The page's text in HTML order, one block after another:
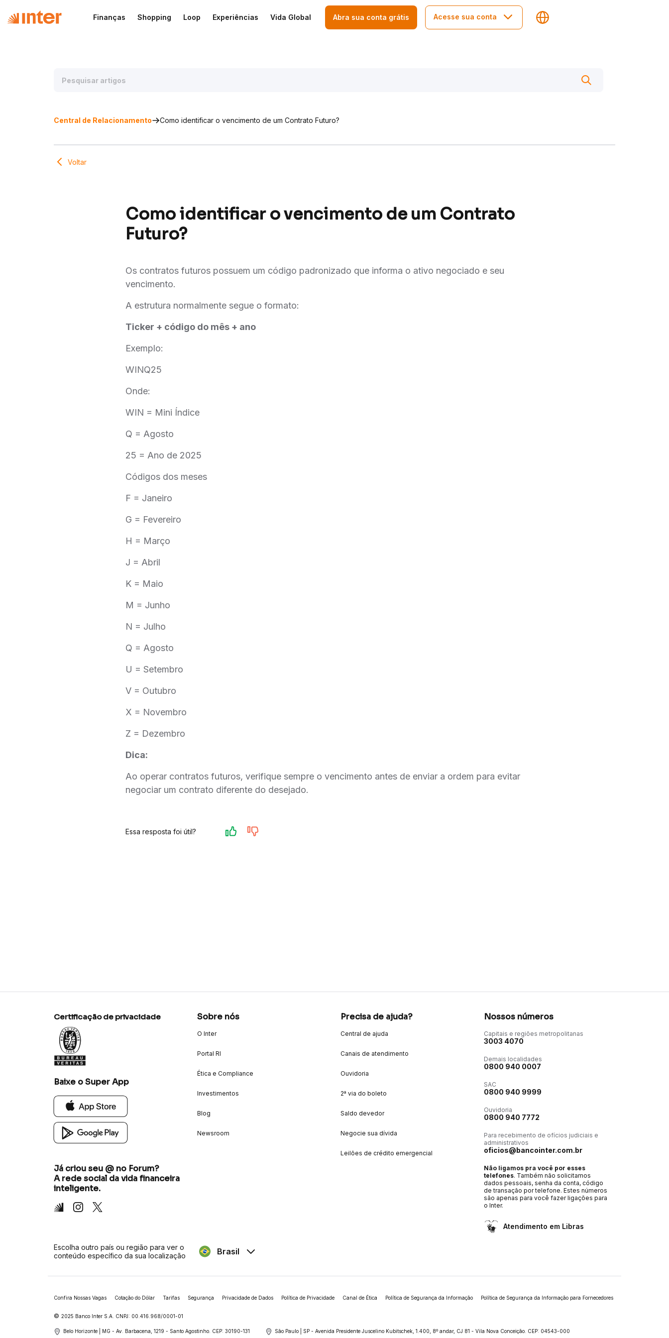
Finanças Shopping Loop Experiências Vida Global Abra sua conta grátis Acesse sua conta
Central de Relacionamento Como identificar o vencimento de um Contrato Futuro?
Voltar
Como identificar o vencimento de um Contrato
Futuro?
Os contratos futuros possuem um código padronizado que informa o ativo negociado e seu
vencimento.
A estrutura normalmente segue o formato:
Ticker + código do mês + ano
Exemplo:
WINQ25
Onde:
WIN = Mini Índice
Q = Agosto
25 = Ano de 2025
Códigos dos meses
F = Janeiro
G = Fevereiro
H = Março
J = Abril
K = Maio
M = Junho
N = Julho
Q = Agosto
U = Setembro
V = Outubro
X = Novembro
Z = Dezembro
Dica:
Ao operar contratos futuros, verifique sempre o vencimento antes de enviar a ordem para evitar
negociar um contrato diferente do desejado.
Essa resposta foi útil?
Certificação de privacidade
Baixe o Super App
Já criou seu @ no Forum?
A rede social da vida financeira
inteligente.
Inter Instagram
X
Sobre nós
O Inter
Portal RI
Ética e Compliance
Investimentos
Blog
Newsroom
Precisa de ajuda?
Central de ajuda
Canais de atendimento
Ouvidoria
2ª via do boleto
Saldo devedor
Negocie sua dívida
Leilões de crédito emergencial
Nossos números
Capitais e regiões metropolitanas
3003 4070
Demais localidades
0800 940 0007
SAC
0800 940 9999
Ouvidoria
0800 940 7772
Para recebimento de ofícios judiciais e
administrativos
oficios@bancointer.com.br
Não ligamos pra você por esses
telefones. Também não solicitamos
dados pessoais, senha da conta, código
de transação por telefone. Estes números
são apenas para você fazer ligações para
o Inter.
Atendimento em Libras
Escolha outro país ou região para ver o
conteúdo específico da sua localização
Brasil
Confira Nossas Vagas Cotação do Dólar Tarifas Segurança Privacidade de Dados Política de Privacidade Canal de Ética Política de Segurança da Informação Política de Segurança da Informação para Fornecedores
© 2025 Banco Inter S.A. CNPJ: 00.416.968/0001-01
Belo Horizonte | MG - Av. Barbacena, 1219 - Santo Agostinho. CEP: 30190-131 São Paulo | SP - Avenida Presidente Juscelino Kubitschek, 1.400, 8º andar, CJ 81 - Vila Nova Conceição. CEP: 04543-000